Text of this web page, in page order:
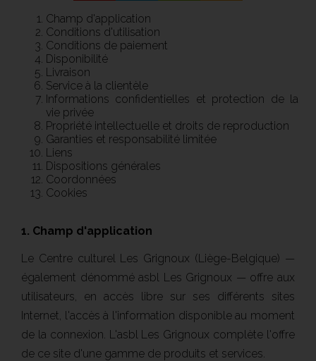
Champ d'application
Conditions d'utilisation
Conditions de paiement
Disponibilité
Livraison
Service à la clientèle
Informations confidentielles et protection de la
vie privée
Propriété intellectuelle et droits de reproduction
Garanties et responsabilité limitée
Liens
Dispositions générales
Coordonnées
Cookies
1. Champ d'application
Le Centre culturel Les Grignoux (Liège-Belgique) —
également dénommé asbl Les Grignoux — offre aux
utilisateurs, en accès libre sur ses différents sites
Internet, l'accès à l'information disponible au moment
de la connexion. L'asbl Les Grignoux complète l'offre
de ce site d'une gamme de produits et services.